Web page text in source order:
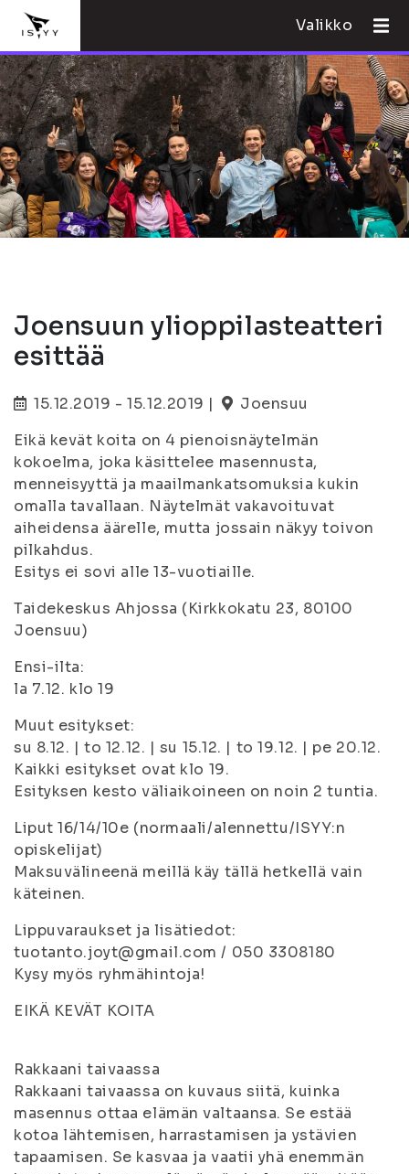
Valikko
Joensuun ylioppilasteatteri
esittää
15.12.2019 - 15.12.2019 |
Joensuu
Eikä kevät koita on 4 pienoisnäytelmän
kokoelma, joka käsittelee masennusta,
menneisyyttä ja maailmankatsomuksia kukin
omalla tavallaan. Näytelmät vakavoituvat
aiheidensa äärelle, mutta jossain näkyy toivon
pilkahdus.
Esitys ei sovi alle 13-vuotiaille.
Taidekeskus Ahjossa (Kirkkokatu 23, 80100
Joensuu)
Ensi-ilta:
la 7.12. klo 19
Muut esitykset:
su 8.12. | to 12.12. | su 15.12. | to 19.12. | pe 20.12.
Kaikki esitykset ovat klo 19.
Esityksen kesto väliaikoineen on noin 2 tuntia.
Liput 16/14/10e (normaali/alennettu/ISYY:n
opiskelijat)
Maksuvälineenä meillä käy tällä hetkellä vain
käteinen.
Lippuvaraukset ja lisätiedot:
tuotanto.joyt@gmail.com / 050 3308180
Kysy myös ryhmähintoja!
EIKÄ KEVÄT KOITA
Rakkaani taivaassa
Rakkaani taivaassa on kuvaus siitä, kuinka
masennus ottaa elämän valtaansa. Se estää
kotoa lähtemisen, harrastamisen ja ystävien
tapaamisen. Se kasvaa ja vaatii yhä enemmän